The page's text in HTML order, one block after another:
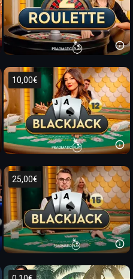
10,00€
25,00€